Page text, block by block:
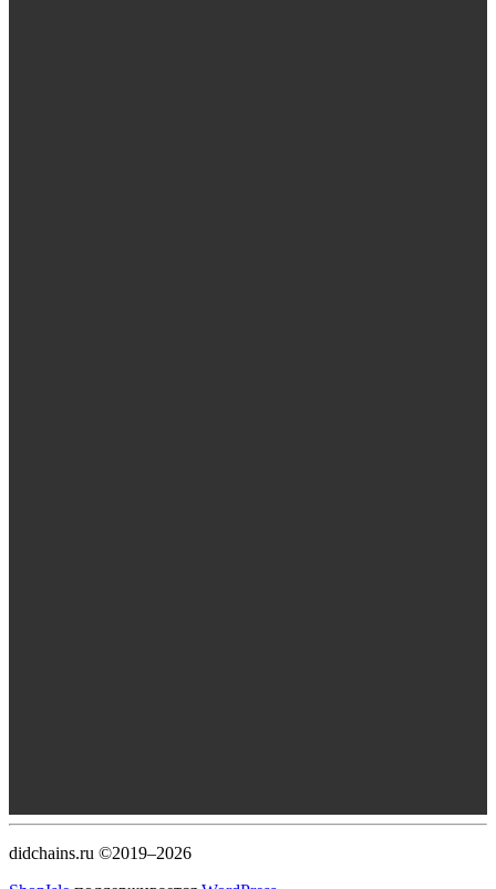
didchains.ru ©2019–2026